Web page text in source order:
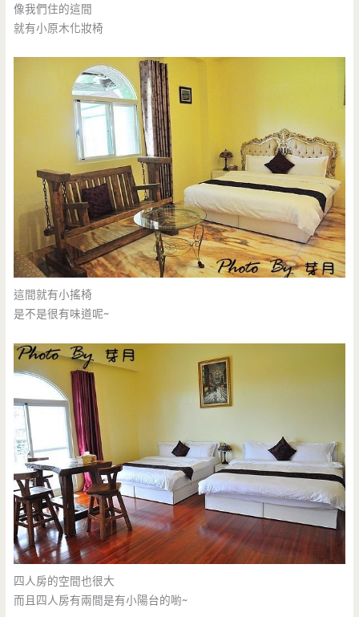
像我們住的這間
就有小原木化妝椅
這間就有小搖椅
是不是很有味道呢~
四人房的空間也很大
而且四人房有兩間是有小陽台的喲~